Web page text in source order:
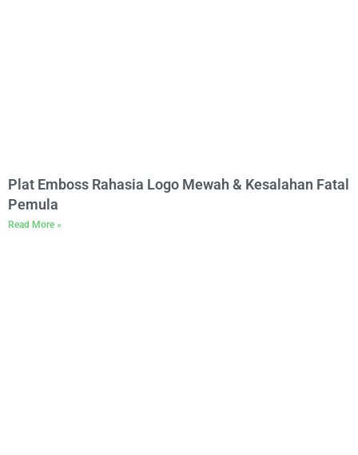
Plat Emboss Rahasia Logo Mewah & Kesalahan Fatal
Pemula
Read More »